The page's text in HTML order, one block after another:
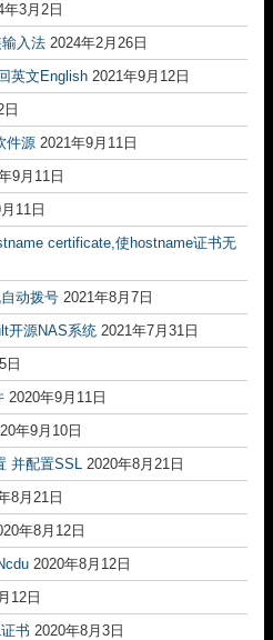
年3月2日
入法 2024年2月26日
英文English 2021年9月12日
件源 2021年9月11日
9月11日
11日
certificate,使hostname证书无
动拨号 2021年8月7日
开源NAS系统 2021年7月31日
日
2020年9月11日
年9月10日
并配置SSL 2020年8月21日
8月21日
年8月12日
2020年8月12日
12日
书 2020年8月3日